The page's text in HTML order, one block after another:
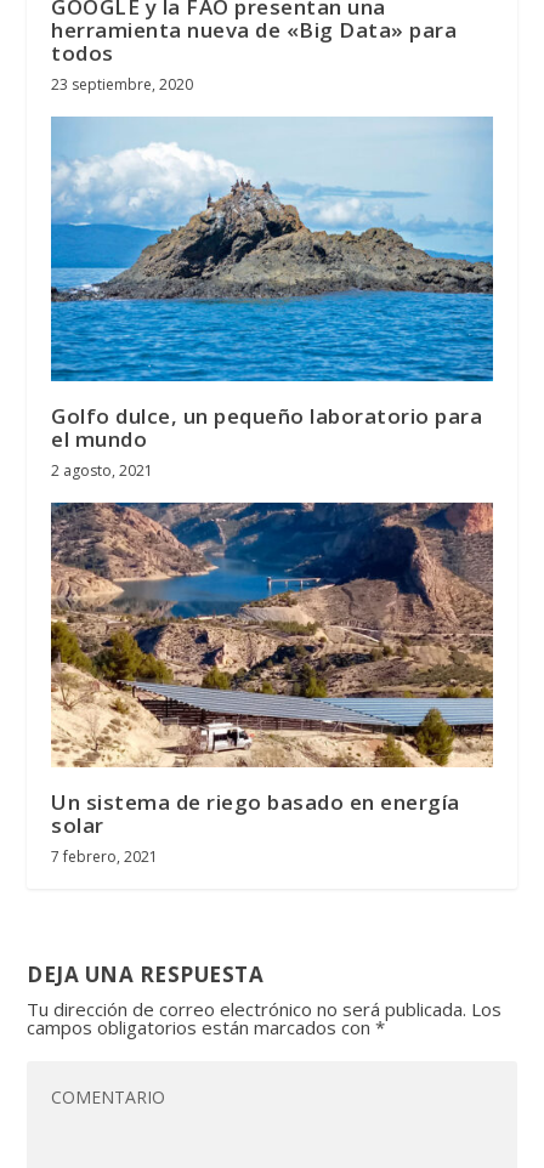
GOOGLE y la FAO presentan una
herramienta nueva de «Big Data» para
todos
23 septiembre, 2020
Golfo dulce, un pequeño laboratorio para
el mundo
2 agosto, 2021
Un sistema de riego basado en energía
solar
7 febrero, 2021
DEJA UNA RESPUESTA
Tu dirección de correo electrónico no será publicada. Los
campos obligatorios están marcados con*